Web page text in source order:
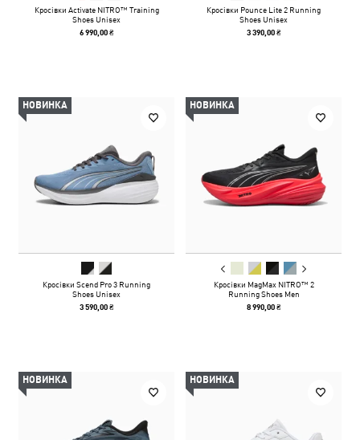
Кросівки Activate NITRO™ Training
Shoes Unisex
6 990,00 ₴
Кросівки Pounce Lite 2 Running
Shoes Unisex
3 390,00 ₴
НОВИНКА
Кросівки Scend Pro 3 Running
Shoes Unisex
3 590,00 ₴
НОВИНКА
Кросівки MagMax NITRO™ 2
Running Shoes Men
8 990,00 ₴
НОВИНКА НОВИНКА